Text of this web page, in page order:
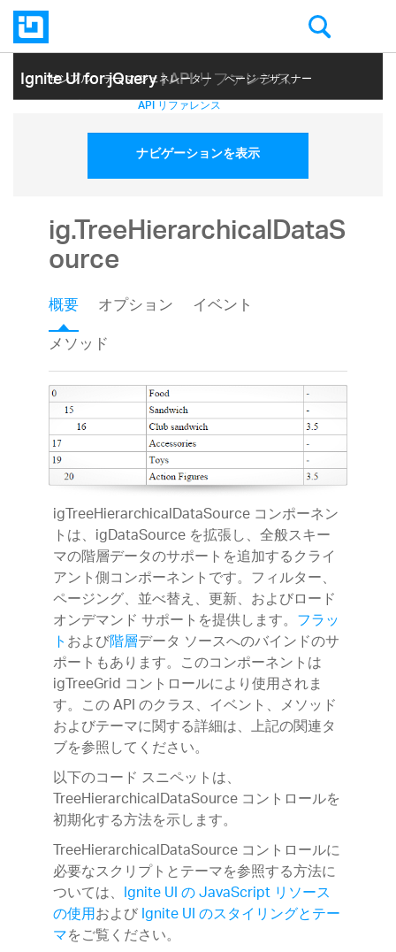
Ignite UI for jQuery| API リファレンス
サンプル テーマ ジェネレーター ページ デザイナー
ヘルプ トピック API リファレンス
ナビゲーションを表示
ig.TreeHierarchicalDataS
ource
概要 オプション
イベント
メソッド
igTreeHierarchicalDataSource コンポーネン
トは、igDataSource を拡張し、全般スキー
マの階層データのサポートを追加するクライ
アント側コンポーネントです。フィルター、
ページング、並べ替え、更新、およびロード
オンデマンド サポートを提供します。 フラッ
トおよび階層データ ソースへのバインドのサ
ポートもあります。このコンポーネントは
igTreeGrid コントロールにより使用されま
す。この API のクラス、イベント、メソッド
およびテーマに関する詳細は、上記の関連タ
ブを参照してください。
以下のコード スニペットは、
TreeHierarchicalDataSource コントロールを
初期化する方法を示します。
TreeHierarchicalDataSource コントロールに
必要なスクリプトとテーマを参照する方法に
ついては、 Ignite UI の JavaScript リソース
の使用およびIgnite UI のスタイリングとテー
マをご覧ください。